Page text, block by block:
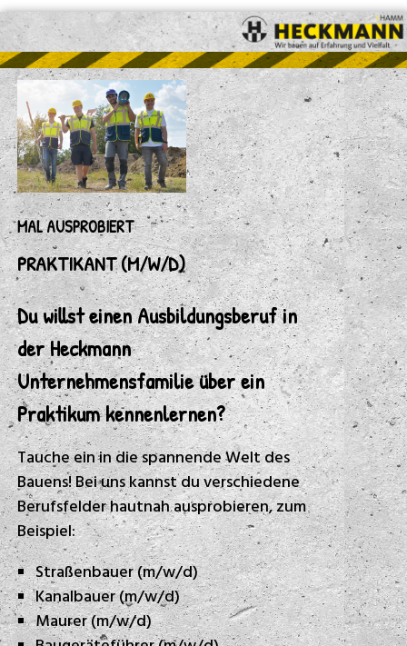
MAL AUSPROBIERT
PRAKTIKANT (M/W/D)
Du willst einen Ausbildungsberuf in
der Heckmann
Unternehmensfamilie über ein
Praktikum kennenlernen?
Tauche ein in die spannende Welt des
Bauens! Bei uns kannst du verschiedene
Berufsfelder hautnah ausprobieren, zum
Beispiel:
Straßenbauer (m/w/d)
Kanalbauer (m/w/d)
Maurer (m/w/d)